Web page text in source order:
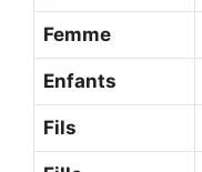
Femme
Enfants
Fils